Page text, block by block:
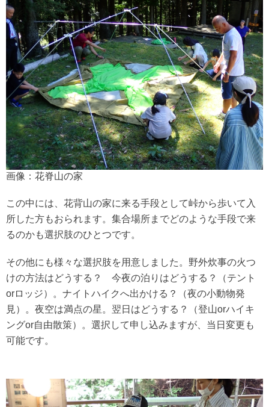
画像：花脊山の家
この中には、花背山の家に来る手段として峠から歩いて入
所した方もおられます。集合場所までどのような手段で来
るのかも選択肢のひとつです。
その他にも様々な選択肢を用意しました。野外炊事の火つ
けの方法はどうする？ 今夜の泊りはどうする？（テント
orロッジ）。ナイトハイクへ出かける？（夜の小動物発
見）。夜空は満点の星。翌日はどうする？（登山orハイキ
ングor自由散策）。選択して申し込みますが、当日変更も
可能です。